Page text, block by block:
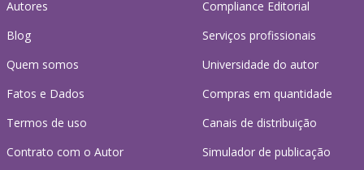
Autores
Blog
Quem somos
Fatos e Dados
Termos de uso
Contrato com o Autor
Compliance Editorial
Serviços profissionais
Universidade do autor
Compras em quantidade
Canais de distribuição
Simulador de publicação